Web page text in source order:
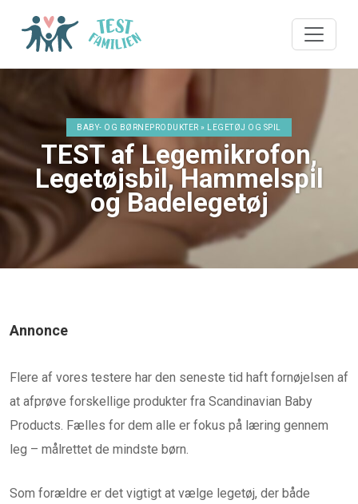
BABY- OG BØRNEPRODUKTER » LEGETØJ OG SPIL
TEST af Legemikrofon,
Legetøjsbil, Hammelspil
og Badelegetøj
Annonce
Flere af vores testere har den seneste tid haft fornøjelsen af
at afprøve forskellige produkter fra Scandinavian Baby
Products. Fælles for dem alle er fokus på læring gennem
leg – målrettet de mindste børn.
Som forældre er det vigtigt at vælge legetøj, der både